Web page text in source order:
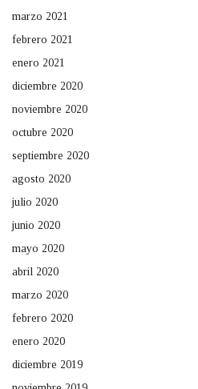
marzo 2021
febrero 2021
enero 2021
diciembre 2020
noviembre 2020
octubre 2020
septiembre 2020
agosto 2020
julio 2020
junio 2020
mayo 2020
abril 2020
marzo 2020
febrero 2020
enero 2020
diciembre 2019